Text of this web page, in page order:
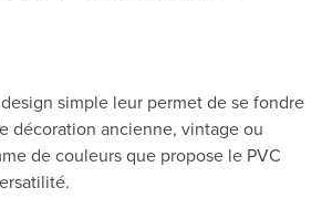
simple leur permet de se fondre
décoration ancienne, vintage ou
de couleurs que propose le PVC